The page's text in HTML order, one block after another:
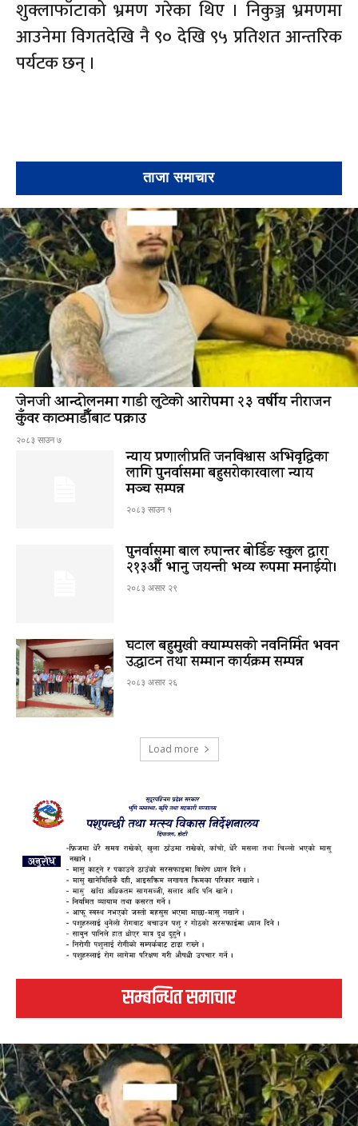
शुक्लाफाँटाको भ्रमण गरेका थिए । निकुञ्ज भ्रमणमा
आउनेमा विगतदेखि नै ९० देखि ९५ प्रतिशत आन्तरिक
पर्यटक छन् ।
ताजा समाचार
जेनजी आन्दोलनमा गाडी लुटेको आरोपमा २३ वर्षीय नीराजन
कुँवर काठमाडौँबाट पक्राउ
२०८३ साउन ७
न्याय प्रणालीप्रति जनविश्वास अभिवृद्धिका
लागि पुनर्वासमा बहुसरोकारवाला न्याय
मञ्च सम्पन्न
२०८३ साउन १
पुनर्वासमा बाल रुपान्तर बोर्डिङ स्कुल द्धारा
२१३औँ भानु जयन्ती भव्य रूपमा मनाईयो।
२०८३ असार २९
घटाल बहुमुखी क्याम्पसको नवनिर्मित भवन
उद्घाटन तथा सम्मान कार्यक्रम सम्पन्न
२०८३ असार २६
Load more
सम्बन्धित समाचार